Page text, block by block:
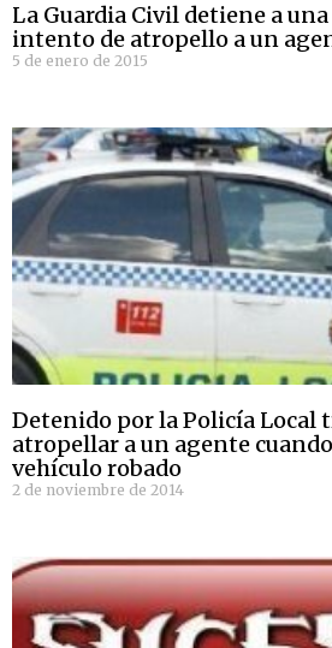
La Guardia Civil detiene a
intento de atropello a un
5 de enero de 2015
Detenido por la Policía Local
atropellar a un agente
vehículo robado
2 de noviembre de 2014